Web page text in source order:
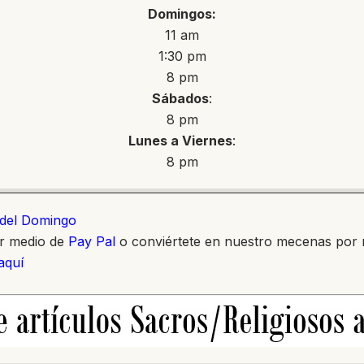
Domingos:
11 am
1:30 pm
8 pm
Sábados:
8 pm
Lunes a Viernes:
8 pm
Domingo
medio de Pay Pal o conviértete en nuestro mecenas por